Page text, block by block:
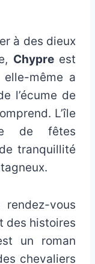
à des dieux
Chypreest
même a
l’écume de
L’île
de fêtes
tranquillité
vous
des histoires
un roman
chevaliers